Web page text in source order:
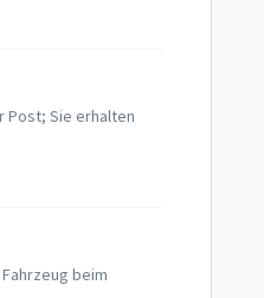
Sie erhalten
beim